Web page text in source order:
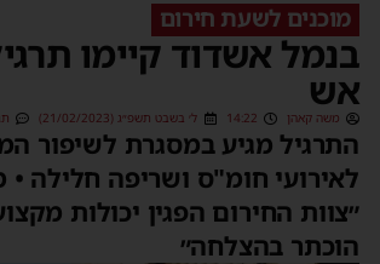
מוכנים לשעת חירום
בנמל אשדוד קיימו
אש
משה קאהן 14:22 ל׳ בשבט תשפ״ג (21/02/2023)
התרגיל מגיע במסגרת לשיפור
לאירועי חומ"ס ושריפה חלילה •
״צוות החירום הפגין יכולות
הוכתר בהצלחה״